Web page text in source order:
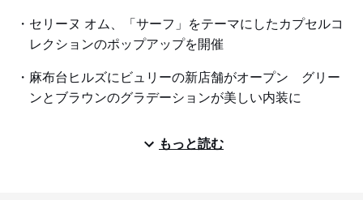
セリーヌ オム、「サーフ」をテーマにしたカプセルコ
レクションのポップアップを開催
麻布台ヒルズにビュリーの新店舗がオープン グリー
ンとブラウンのグラデーションが美しい内装に
もっと読む